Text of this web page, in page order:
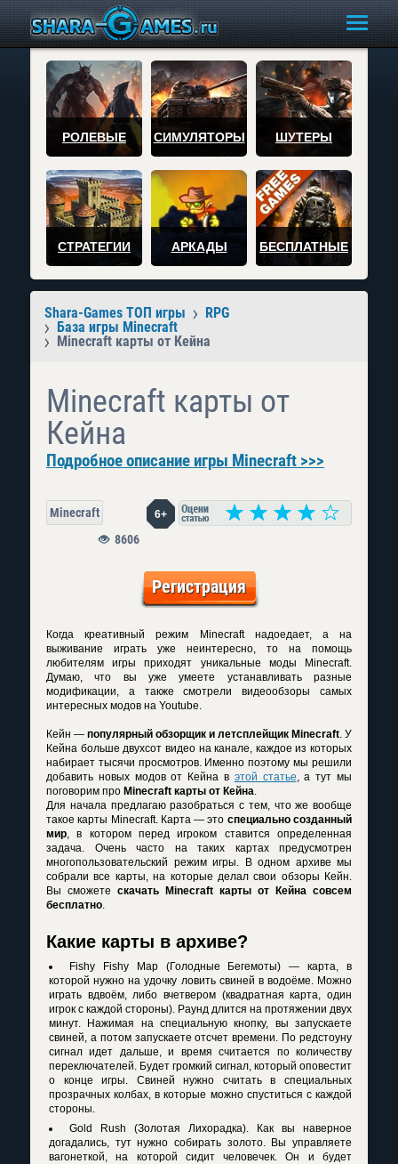
РОЛЕВЫЕ СИМУЛЯТОРЫ ШУТЕРЫ
СТРАТЕГИИ АРКАДЫ БЕСПЛАТНЫЕ
Shara-Games ТОП игры
RPG
База игры Minecraft
Minecraft карты от Кейна
Minecraft карты от
Кейна
Подробное описание игры Minecraft >>>
Minecraft 6+
8606
Регистрация
Когда креативный режим Minecraft надоедает, а на
выживание играть уже неинтересно, то на помощь
любителям игры приходят уникальные моды Minecraft.
Думаю, что вы уже умеете устанавливать разные
модификации, а также смотрели видеообзоры самых
интересных модов на Youtube.
Кейн — популярный обзорщик и летсплейщик Minecraft. У
Кейна больше двухсот видео на канале, каждое из которых
набирает тысячи просмотров. Именно поэтому мы решили
добавить новых модов от Кейна в этой статье, а тут мы
поговорим про Minecraft карты от Кейна.
Для начала предлагаю разобраться с тем, что же вообще
такое карты Minecraft. Карта — это специально созданный
мир, в котором перед игроком ставится определенная
задача. Очень часто на таких картах предусмотрен
многопользовательский режим игры. В одном архиве мы
собрали все карты, на которые делал свои обзоры Кейн.
Вы сможете скачать Minecraft карты от Кейна совсем
бесплатно.
Какие карты в архиве?
Fishy Fishy Map (Голодные Бегемоты) — карта, в
которой нужно на удочку ловить свиней в водоёме. Можно
играть вдвоём, либо вчетвером (квадратная карта, один
игрок с каждой стороны). Раунд длится на протяжении двух
минут. Нажимая на специальную кнопку, вы запускаете
свиней, а потом запускаете отсчет времени. По редстоуну
сигнал идет дальше, и время считается по количеству
переключателей. Будет громкий сигнал, который оповестит
о конце игры. Свиней нужно считать в специальных
прозрачных колбах, в которые можно спуститься с каждой
стороны.
Gold Rush (Золотая Лихорадка). Как вы наверное
догадались, тут нужно собирать золото. Вы управляете
вагонеткой, на которой сидит человечек. Он и будет